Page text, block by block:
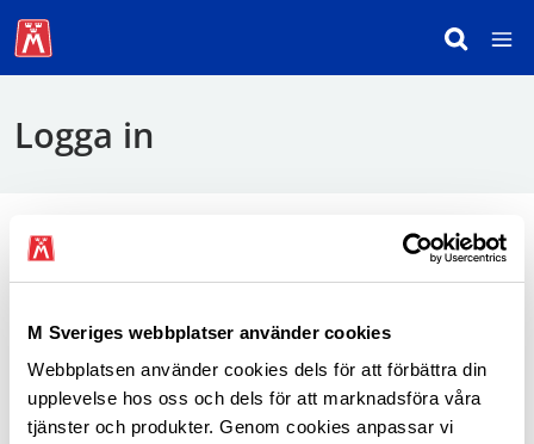
M Sveriges webbplatser använder cookies
Webbplatsen använder cookies dels för att förbättra din
upplevelse hos oss och dels för att marknadsföra våra
tjänster och produkter. Genom cookies anpassar vi
Logga in
För att logga in behöver du använda mobilt
BankID.
Logga in som medlem